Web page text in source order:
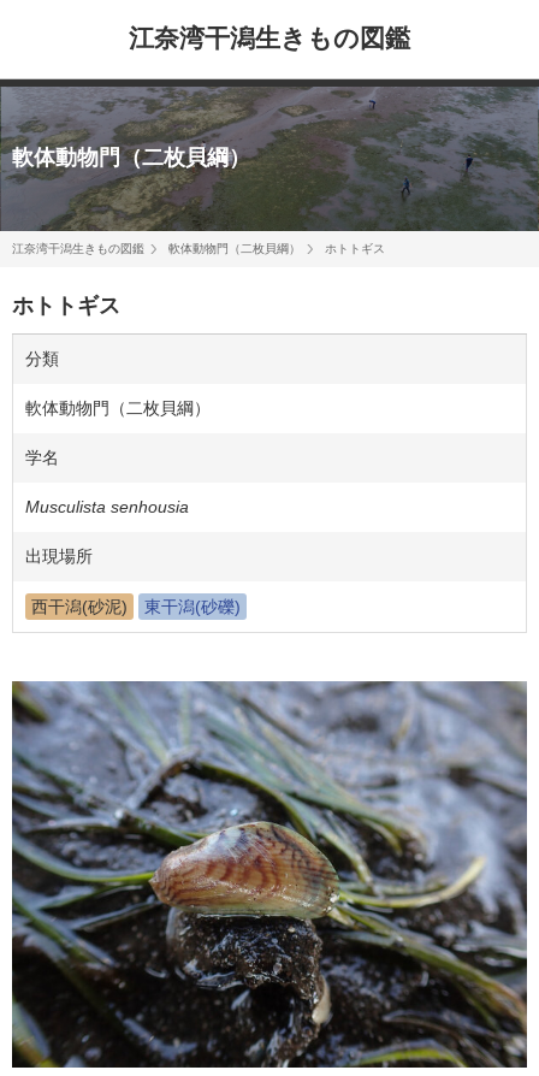
江奈湾干潟生きもの図鑑
軟体動物門（二枚貝綱）
江奈湾干潟生きもの図鑑 軟体動物門（二枚貝綱） ホトトギス
ホトトギス
分類
軟体動物門（二枚貝綱）
学名
Musculista senhousia
出現場所
西干潟(砂泥) 東干潟(砂礫)